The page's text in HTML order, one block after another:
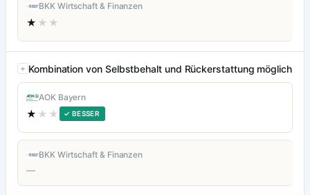
BKK Wirtschaft & Finanzen
★ ★★
Kombination von Selbstbehalt und Rückerstattung möglich
AOK Bayern
★ ★★ ✓ BESSER
BKK Wirtschaft & Finanzen
—